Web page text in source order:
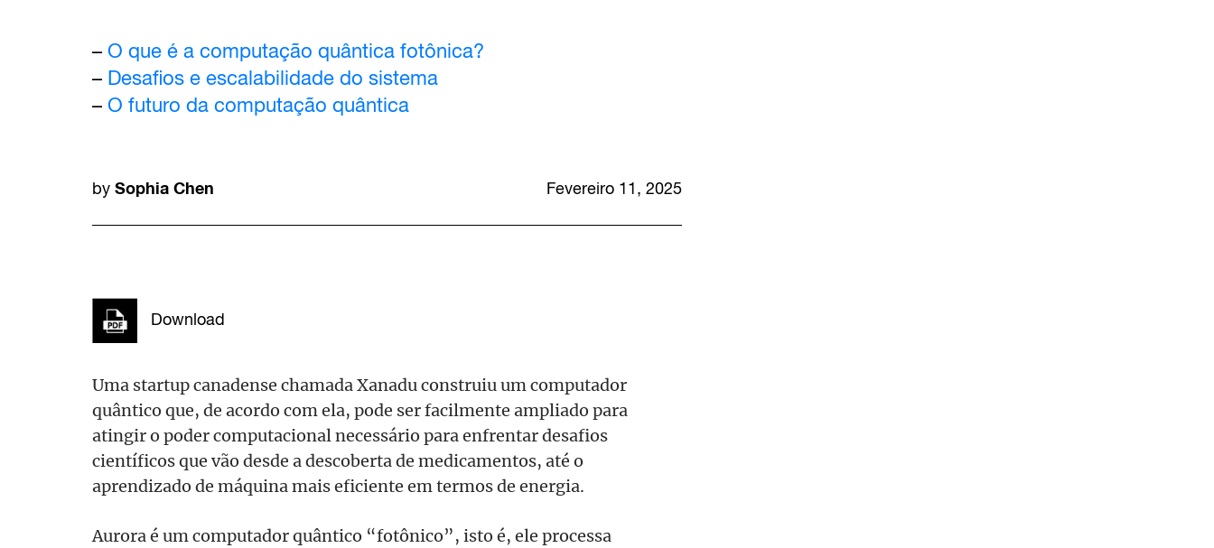
– O que é a computação quântica fotônica?
– Desafios e escalabilidade do sistema
– O futuro da computação quântica
by Sophia Chen Fevereiro 11, 2025
Download
Uma startup canadense chamada Xanadu construiu um computador
quântico que, de acordo com ela, pode ser facilmente ampliado para
atingir o poder computacional necessário para enfrentar desafios
científicos que vão desde a descoberta de medicamentos, até o
aprendizado de máquina mais eficiente em termos de energia.
Aurora é um computador quântico “fotônico”, isto é, ele processa